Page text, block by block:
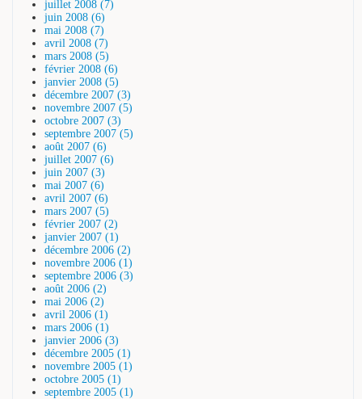
juillet 2008 (7)
juin 2008 (6)
mai 2008 (7)
avril 2008 (7)
mars 2008 (5)
février 2008 (6)
janvier 2008 (5)
décembre 2007 (3)
novembre 2007 (5)
octobre 2007 (3)
septembre 2007 (5)
août 2007 (6)
juillet 2007 (6)
juin 2007 (3)
mai 2007 (6)
avril 2007 (6)
mars 2007 (5)
février 2007 (2)
janvier 2007 (1)
décembre 2006 (2)
novembre 2006 (1)
septembre 2006 (3)
août 2006 (2)
mai 2006 (2)
avril 2006 (1)
mars 2006 (1)
janvier 2006 (3)
décembre 2005 (1)
novembre 2005 (1)
octobre 2005 (1)
septembre 2005 (1)